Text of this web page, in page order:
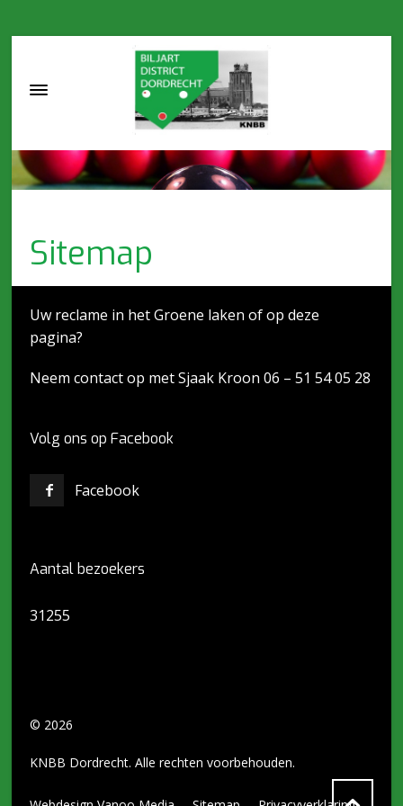
Sitemap
Uw reclame in het Groene laken of op deze
pagina?
Neem contact op met Sjaak Kroon 06 – 51 54 05 28
Volg ons op Facebook
Facebook
Aantal bezoekers
31255
© 2026
KNBB Dordrecht. Alle rechten voorbehouden.